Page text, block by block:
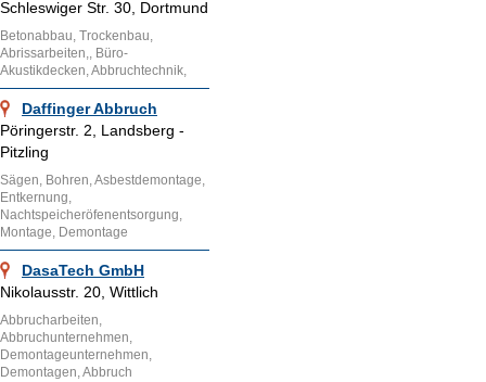
Schleswiger Str. 30, Dortmund
Betonabbau, Trockenbau,
Abrissarbeiten,, Büro-
Akustikdecken, Abbruchtechnik,
Daffinger Abbruch
Pöringerstr. 2, Landsberg -
Pitzling
Sägen, Bohren, Asbestdemontage,
Entkernung,
Nachtspeicheröfenentsorgung,
Montage, Demontage
DasaTech GmbH
Nikolausstr. 20, Wittlich
Abbrucharbeiten,
Abbruchunternehmen,
Demontageunternehmen,
Demontagen, Abbruch